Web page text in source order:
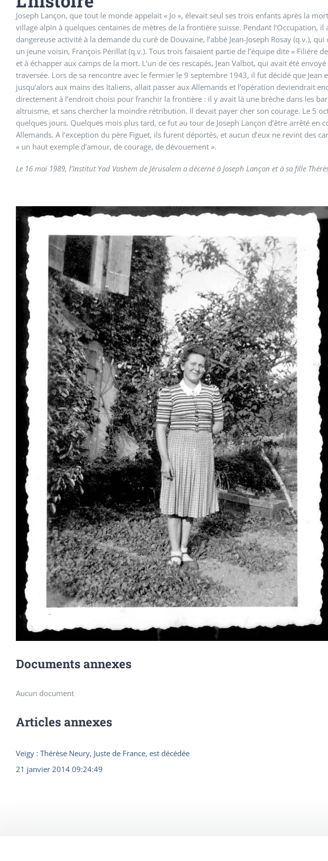
Joseph Lançon, que tout le monde appelait « Jo », élevait seul ses trois enfants après la
village alpin à quelques centaines de mètres de la frontière suisse. Pendant
dangereuse activité à la demande du curé de Douvaine, l’abbé Jean-Joseph Rosay (q.v.),
un jeune voisin, François Périllat (q.v.). Tous trois faisaient partie de l’équipe dite « Filière
et à échapper aux camps de la mort. L’un de ces rescapés, Jean Valbot, qui avait été
traversée. Lors de sa rencontre avec le fermier le 9 septembre 1943, il fut décidé que
jusqu’alors aux mains des Italiens, allait passer aux Allemands et l’opération deviendrait
directement à l’endroit choisi pour franchir la frontière : il y avait là une brèche dans les
altruisme, et sans chercher la moindre rétribution. Il devait payer cher son courage. Le 5
quelques jours. Quelques mois plus tard, ce fut au tour de Joseph Lançon d’être arrêté
Allemands. A l’exception du père Figuet, ils furent déportés, et aucun d’eux ne revint des
« un haut exemple d’amour, de courage, de dévouement ».
Le 16 mai 1989, l’Institut Yad Vashem de Jérusalem a décerné à Joseph Lançon et à sa fille
Documents annexes
Aucun document
Articles annexes
Veigy : Thérèse Neury, Juste de France, est décédée
21 janvier 2014 09:24:49